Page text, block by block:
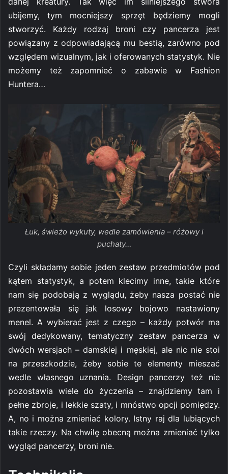
ubijemy, tym mocniejszy sprzęt będziemy mogli
stworzyć. Każdy rodzaj broni czy pancerza jest
powiązany z odpowiadającą mu bestią, zarówno pod
względem wizualnym, jak i oferowanych statystyk. Nie
możemy też zapomnieć o zabawie w Fashion
Huntera…
Łuk, świeżo wykuty, wedle zamówienia – różowy i
puchaty…
Czyli składamy sobie jeden zestaw przedmiotów pod
kątem statystyk, a potem klecimy inne, takie które
nam się podobają z wyglądu, żeby nasza postać nie
prezentowała się jak losowy bojowo nastawiony
menel. A wybierać jest z czego – każdy potwór ma
swój dedykowany, tematyczny zestaw pancerza w
dwóch wersjach – damskiej i męskiej, ale nic nie stoi
na przeszkodzie, żeby sobie te elementy mieszać
wedle własnego uznania. Design pancerzy też nie
pozostawia wiele do życzenia – znajdziemy tam i
pełne zbroje, i lekkie szaty, i mnóstwo opcji pomiędzy.
A, no i można zmieniać kolory. Istny raj dla lubiących
takie rzeczy. Na chwilę obecną można zmieniać tylko
wygląd pancerzy, broni nie.